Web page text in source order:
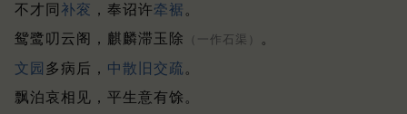
不才同 补衮 ，奉诏许牵裾 。
鸳鹭叨云阁，麒麟滞玉除
（一作石渠）
。
文园 多病后， 中散旧交疏 。
飘泊哀相见，平生意有馀。